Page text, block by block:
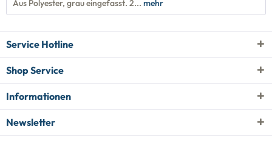
Aus Polyester, grau eingefasst. 2... mehr
Service Hotline
Shop Service
Informationen
Newsletter